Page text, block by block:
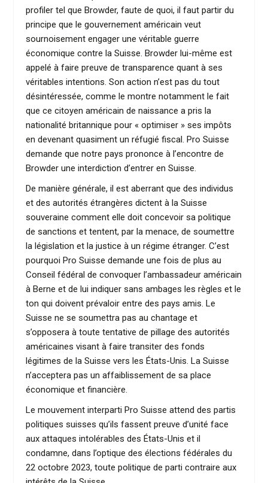
profiler tel que Browder, faute de quoi, il faut partir du
principe que le gouvernement américain veut
sournoisement engager une véritable guerre
économique contre la Suisse. Browder lui-même est
appelé à faire preuve de transparence quant à ses
véritables intentions. Son action n’est pas du tout
désintéressée, comme le montre notamment le fait
que ce citoyen américain de naissance a pris la
nationalité britannique pour « optimiser » ses impôts
en devenant quasiment un réfugié fiscal. Pro Suisse
demande que notre pays prononce à l’encontre de
Browder une interdiction d’entrer en Suisse.
De manière générale, il est aberrant que des individus
et des autorités étrangères dictent à la Suisse
souveraine comment elle doit concevoir sa politique
de sanctions et tentent, par la menace, de soumettre
la législation et la justice à un régime étranger. C’est
pourquoi Pro Suisse demande une fois de plus au
Conseil fédéral de convoquer l’ambassadeur américain
à Berne et de lui indiquer sans ambages les règles et le
ton qui doivent prévaloir entre des pays amis. Le
Suisse ne se soumettra pas au chantage et
s’opposera à toute tentative de pillage des autorités
américaines visant à faire transiter des fonds
légitimes de la Suisse vers les États-Unis. La Suisse
n’acceptera pas un affaiblissement de sa place
économique et financière.
Le mouvement interparti Pro Suisse attend des partis
politiques suisses qu’ils fassent preuve d’unité face
aux attaques intolérables des États-Unis et il
condamne, dans l’optique des élections fédérales du
22 octobre 2023, toute politique de parti contraire aux